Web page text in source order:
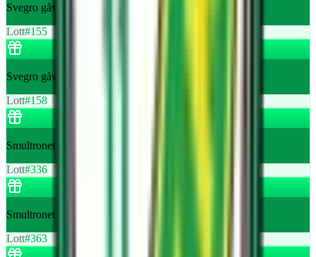
Svegro gåvopåse med 6 stycken krukor örter
Lott#155
Svegro gåvopåse med 6 stycken krukor örter
Lott#158
Smultronet leksak
Lott#336
Smultronet leksak
Lott#363